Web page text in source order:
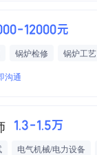
12000元
锅炉检修 锅炉工艺
沟通
1.3-1.5万
电气机械/电力设备